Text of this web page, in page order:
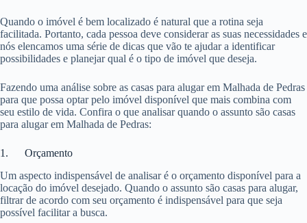
Quando o imóvel é bem localizado é natural que a rotina seja
facilitada. Portanto, cada pessoa deve considerar as suas necessidades e
nós elencamos uma série de dicas que vão te ajudar a identificar
possibilidades e planejar qual é o tipo de imóvel que deseja.
Fazendo uma análise sobre as casas para alugar em Malhada de Pedras
para que possa optar pelo imóvel disponível que mais combina com
seu estilo de vida. Confira o que analisar quando o assunto são casas
para alugar em Malhada de Pedras:
1. Orçamento
Um aspecto indispensável de analisar é o orçamento disponível para a
locação do imóvel desejado. Quando o assunto são casas para alugar,
filtrar de acordo com seu orçamento é indispensável para que seja
possível facilitar a busca.